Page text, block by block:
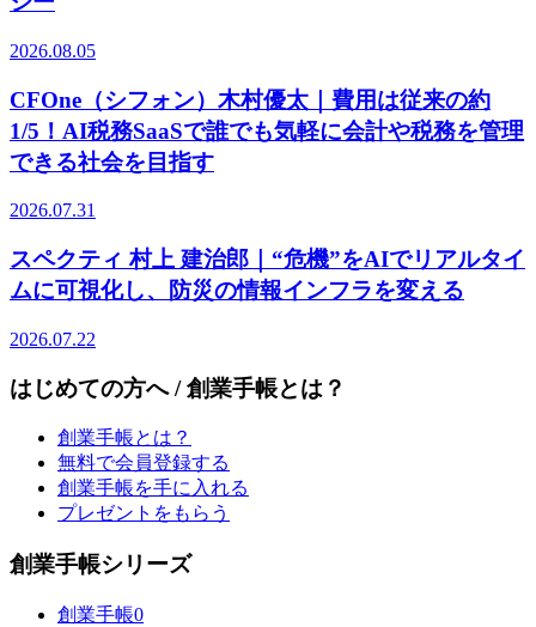
2026.08.05
CFOne（シフォン）木村優太｜費用は従来の約
1/5！AI税務SaaSで誰でも気軽に会計や税務を管理
できる社会を目指す
2026.07.31
スペクティ 村上 建治郎｜“危機”をAIでリアルタイ
ムに可視化し、防災の情報インフラを変える
2026.07.22
はじめての方へ / 創業手帳とは？
創業手帳とは？
無料で会員登録する
創業手帳を手に入れる
プレゼントをもらう
創業手帳シリーズ
創業手帳0